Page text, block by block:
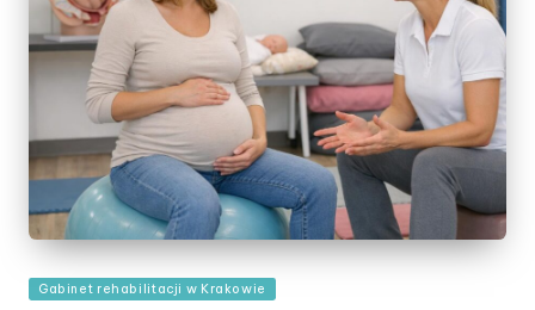
Posted
Gabinet rehabilitacji w Krakowie